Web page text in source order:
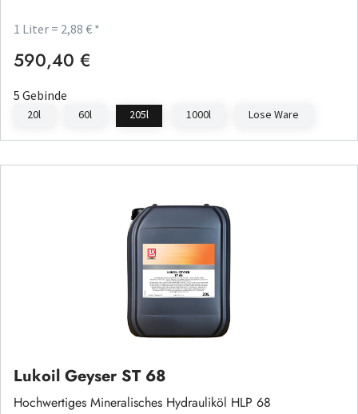
1 Liter = 2,88 € *
Regulärer Preis:
590,40 €
5 Gebinde
20l 60l 205l 1000l Lose Ware
Lukoil Geyser ST 68
Hochwertiges Mineralisches Hydrauliköl HLP 68